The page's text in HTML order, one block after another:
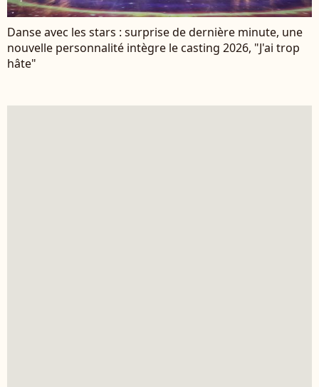
Danse avec les stars : surprise de dernière minute, une
nouvelle personnalité intègre le casting 2026, "J'ai trop
hâte"